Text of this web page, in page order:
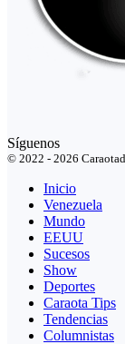
Síguenos
© 2022 - 2026
Inicio
Venezuela
Mundo
EEUU
Sucesos
Show
Deportes
Caraota Tips
Tendencias
Columnistas